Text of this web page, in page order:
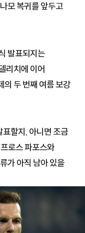
모 복귀를 앞두고
발표되지는
리치에 이어
의 두 번째 여름 보강
표할지, 아니면 조금
로스 파포스와
가 아직 남아 있을